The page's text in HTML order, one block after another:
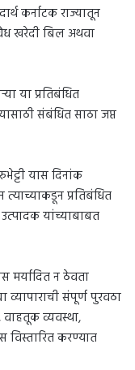
कर्नाटक राज्यातून
खरेदी बिल अथवा
या प्रतिबंधित
संबंधित साठा जप्त
यास दिनांक
प्रतिबंधित
उत्पादक यांच्याबाबत
मर्यादित न ठेवता
व्यापाराची संपूर्ण पुरवठा
वाहतूक व्यवस्था,
विस्तारित करण्यात